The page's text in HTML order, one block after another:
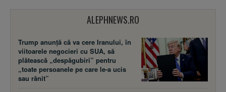
ALEPHNEWS.RO
Trump anunță că va cere Iranului, în
viitoarele negocieri cu SUA, să
plătească „despăgubiri” pentru
„toate persoanele pe care le-a ucis
sau rănit”